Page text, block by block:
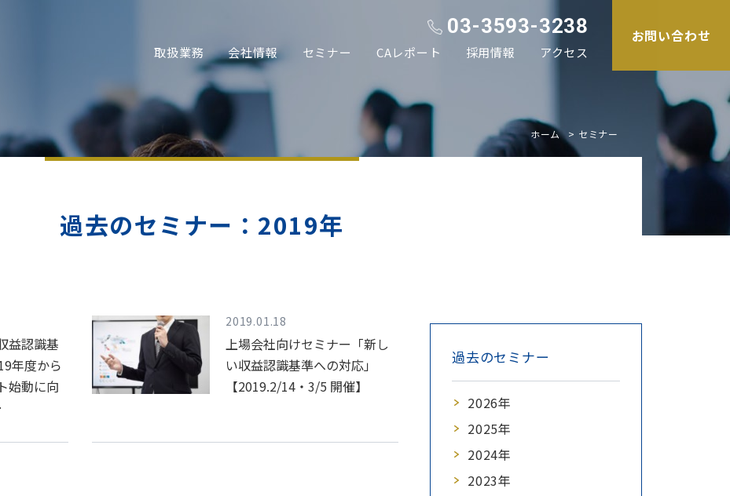
お問い合わせ
03-3593-3238
取扱業務 会社情報 セミナー CAレポート 採用情報 アクセス
ホーム セミナー
過去のセミナー：2019年
益認識基
年度から
始動に向
2019.01.18
上場会社向けセミナー「新し
い収益認識基準への対応」
【2019.2/14・3/5 開催】
過去のセミナー
2026年
2025年
2024年
2023年